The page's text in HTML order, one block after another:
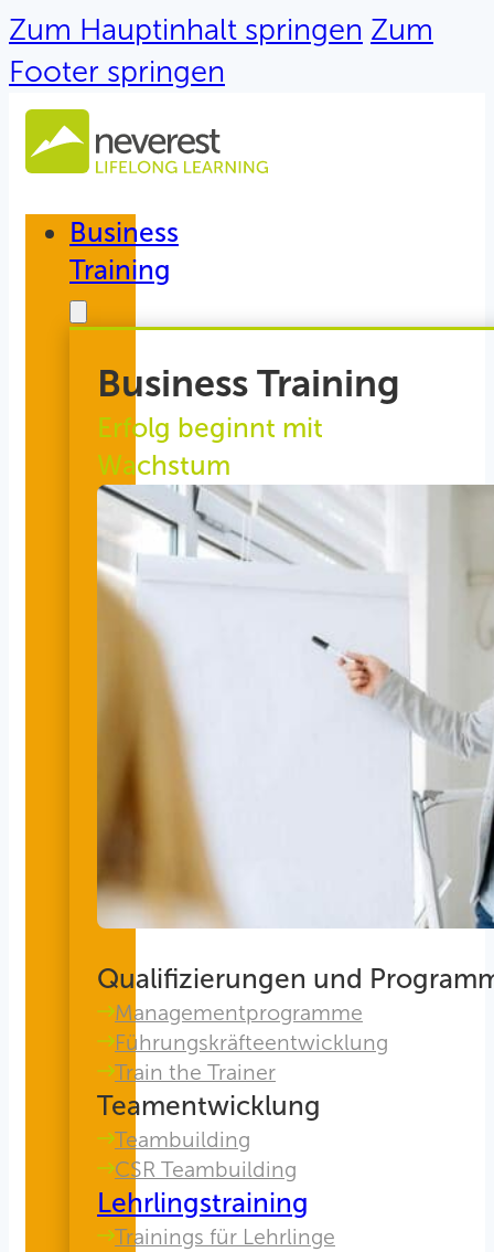
Zum Hauptinhalt springen Zum
Footer springen
Business
Training
Business Training
Erfolg beginnt mit
Wachstum
Qualifizierungen und
Managementprogramme
Führungskräfteentwicklung
Train the Trainer
Teamentwicklung
Teambuilding
CSR Teambuilding
Lehrlingstraining
Trainings für Lehrlinge